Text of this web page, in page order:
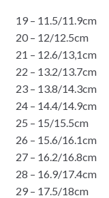
19 – 11.5/11.9cm
20 – 12/12.5cm
21 – 12.6/13,1cm
22 – 13.2/13.7cm
23 – 13.8/14.3cm
24 – 14.4/14.9cm
25 – 15/15.5cm
26 – 15.6/16.1cm
27 – 16.2/16.8cm
28 – 16.9/17.4cm
29 – 17.5/18cm